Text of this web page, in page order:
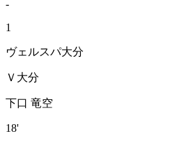
-
1
ヴェルスパ大分
Ｖ大分
下口 竜空
18'